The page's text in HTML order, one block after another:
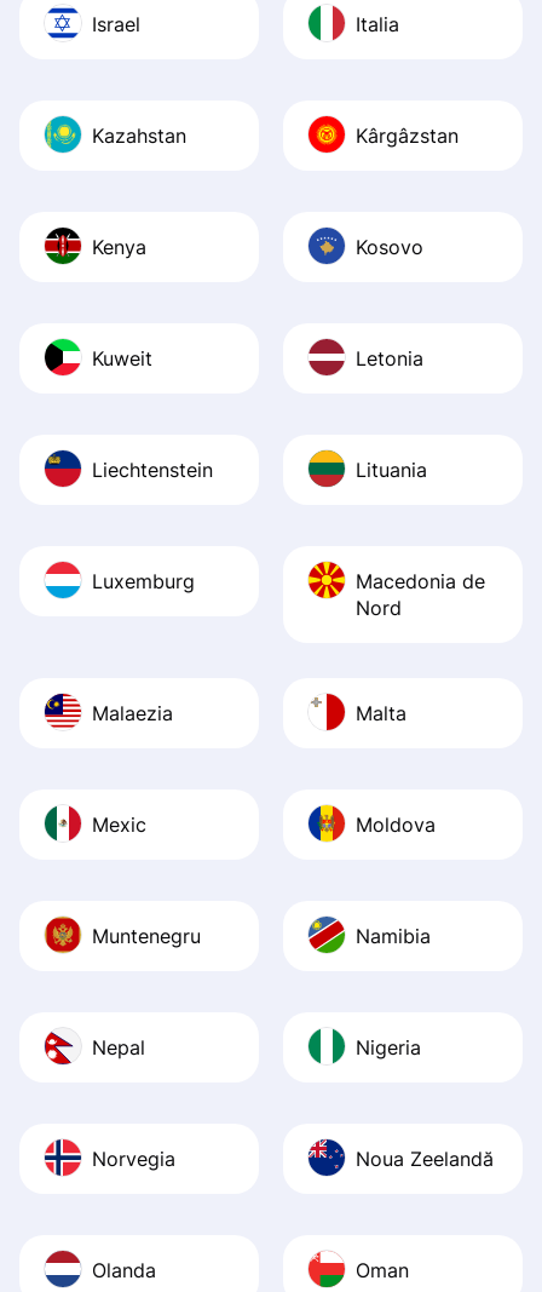
Israel Italia
Kazahstan Kârgâzstan
Kenya Kosovo
Kuweit Letonia
Liechtenstein Lituania
Luxemburg
Macedonia de
Nord
Malaezia Malta
Mexic Moldova
Muntenegru Namibia
Nepal Nigeria
Norvegia Noua Zeelandă
Olanda Oman